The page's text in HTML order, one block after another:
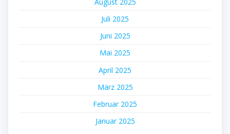
Juli 2025
Juni 2025
Mai 2025
April 2025
März 2025
Februar 2025
Januar 2025